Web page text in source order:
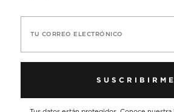
TU CORREO ELECTRÓNICO
SUSCRIBIRME